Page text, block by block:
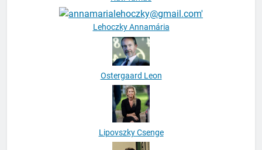
Kuti Tamás
Lehoczky Annamária
Ostergaard Leon
Lipovszky Csenge